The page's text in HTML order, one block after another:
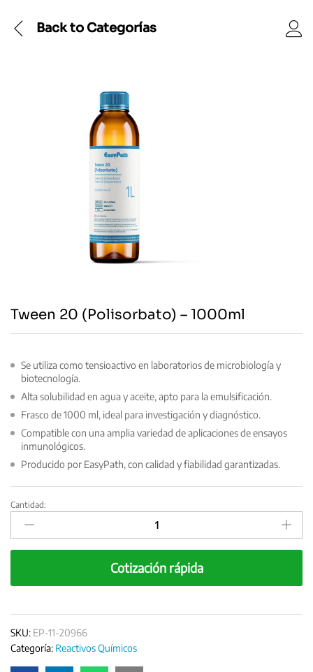
Back to Categorías
Tween 20 (Polisorbato) – 1000ml
Se utiliza como tensioactivo en laboratorios de microbiología y
biotecnología.
Alta solubilidad en agua y aceite, apto para la emulsificación.
Frasco de 1000 ml, ideal para investigación y diagnóstico.
Compatible con una amplia variedad de aplicaciones de ensayos
inmunológicos.
Producido por EasyPath, con calidad y fiabilidad garantizadas.
Tween
(Polisorbato)
-
quantity
Cantidad:
Cotización rápida
SKU: EP-11-20966
Categoría: Reactivos Químicos